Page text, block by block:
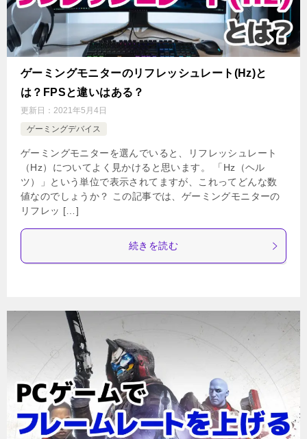
ゲーミングモニターのリフレッシュレート(Hz)と
は？FPSと違いはある？
更新日： 2021年5月4日
ゲーミングデバイス
ゲーミングモニターを選んでいると、リフレッシュレート
（Hz）についてよく見かけると思います。 「Hz（ヘル
ツ）」という単位で表示されてますが、これってどんな数
値なのでしょうか？ この記事では、ゲーミングモニターの
リフレッ […]
続きを読む